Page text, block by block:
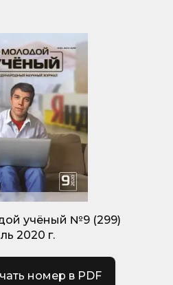
учёный №9 (299)
2020 г.
номер в PDF